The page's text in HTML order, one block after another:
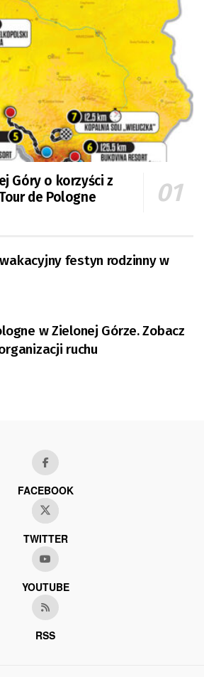
Góry o korzyści z
de Pologne
festyn rodzinny w
w Zielonej Górze. Zobacz
ruchu
FACEBOOK
TWITTER
YOUTUBE
RSS